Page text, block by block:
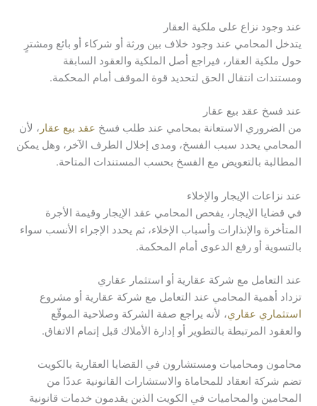
عند وجود نزاع على ملكية العقار
يتدخل المحامي عند وجود خلاف بين ورثة أو شركاء أو بائع ومشترٍ
حول ملكية العقار، فيراجع أصل الملكية والعقود السابقة
ومستندات انتقال الحق لتحديد قوة الموقف أمام المحكمة.
عند فسخ عقد بيع عقار
من الضروري الاستعانة بمحامي عند طلب فسخ عقد بيع عقار ، لأن
المحامي يحدد سبب الفسخ، ومدى إخلال الطرف الآخر، وهل يمكن
المطالبة بالتعويض مع الفسخ بحسب المستندات المتاحة.
عند نزاعات الإيجار والإخلاء
في قضايا الإيجار، يفحص المحامي عقد الإيجار وقيمة الأجرة
المتأخرة والإنذارات وأسباب الإخلاء، ثم يحدد الإجراء الأنسب سواء
بالتسوية أو رفع الدعوى أمام المحكمة.
عند التعامل مع شركة عقارية أو استثمار عقاري
تزداد أهمية المحامي عند التعامل مع شركة عقارية أو مشروع
استثماري عقاري، لأنه يراجع صفة الشركة وصلاحية الموقّع
والعقود المرتبطة بالتطوير أو إدارة الأملاك قبل إتمام الاتفاق.
محامون ومحاميات ومستشارون في القضايا العقارية بالكويت
تضم شركة انعقاد للمحاماة والاستشارات القانونية عددًا من
المحامين والمحاميات في الكويت الذين يقدمون خدمات قانونية